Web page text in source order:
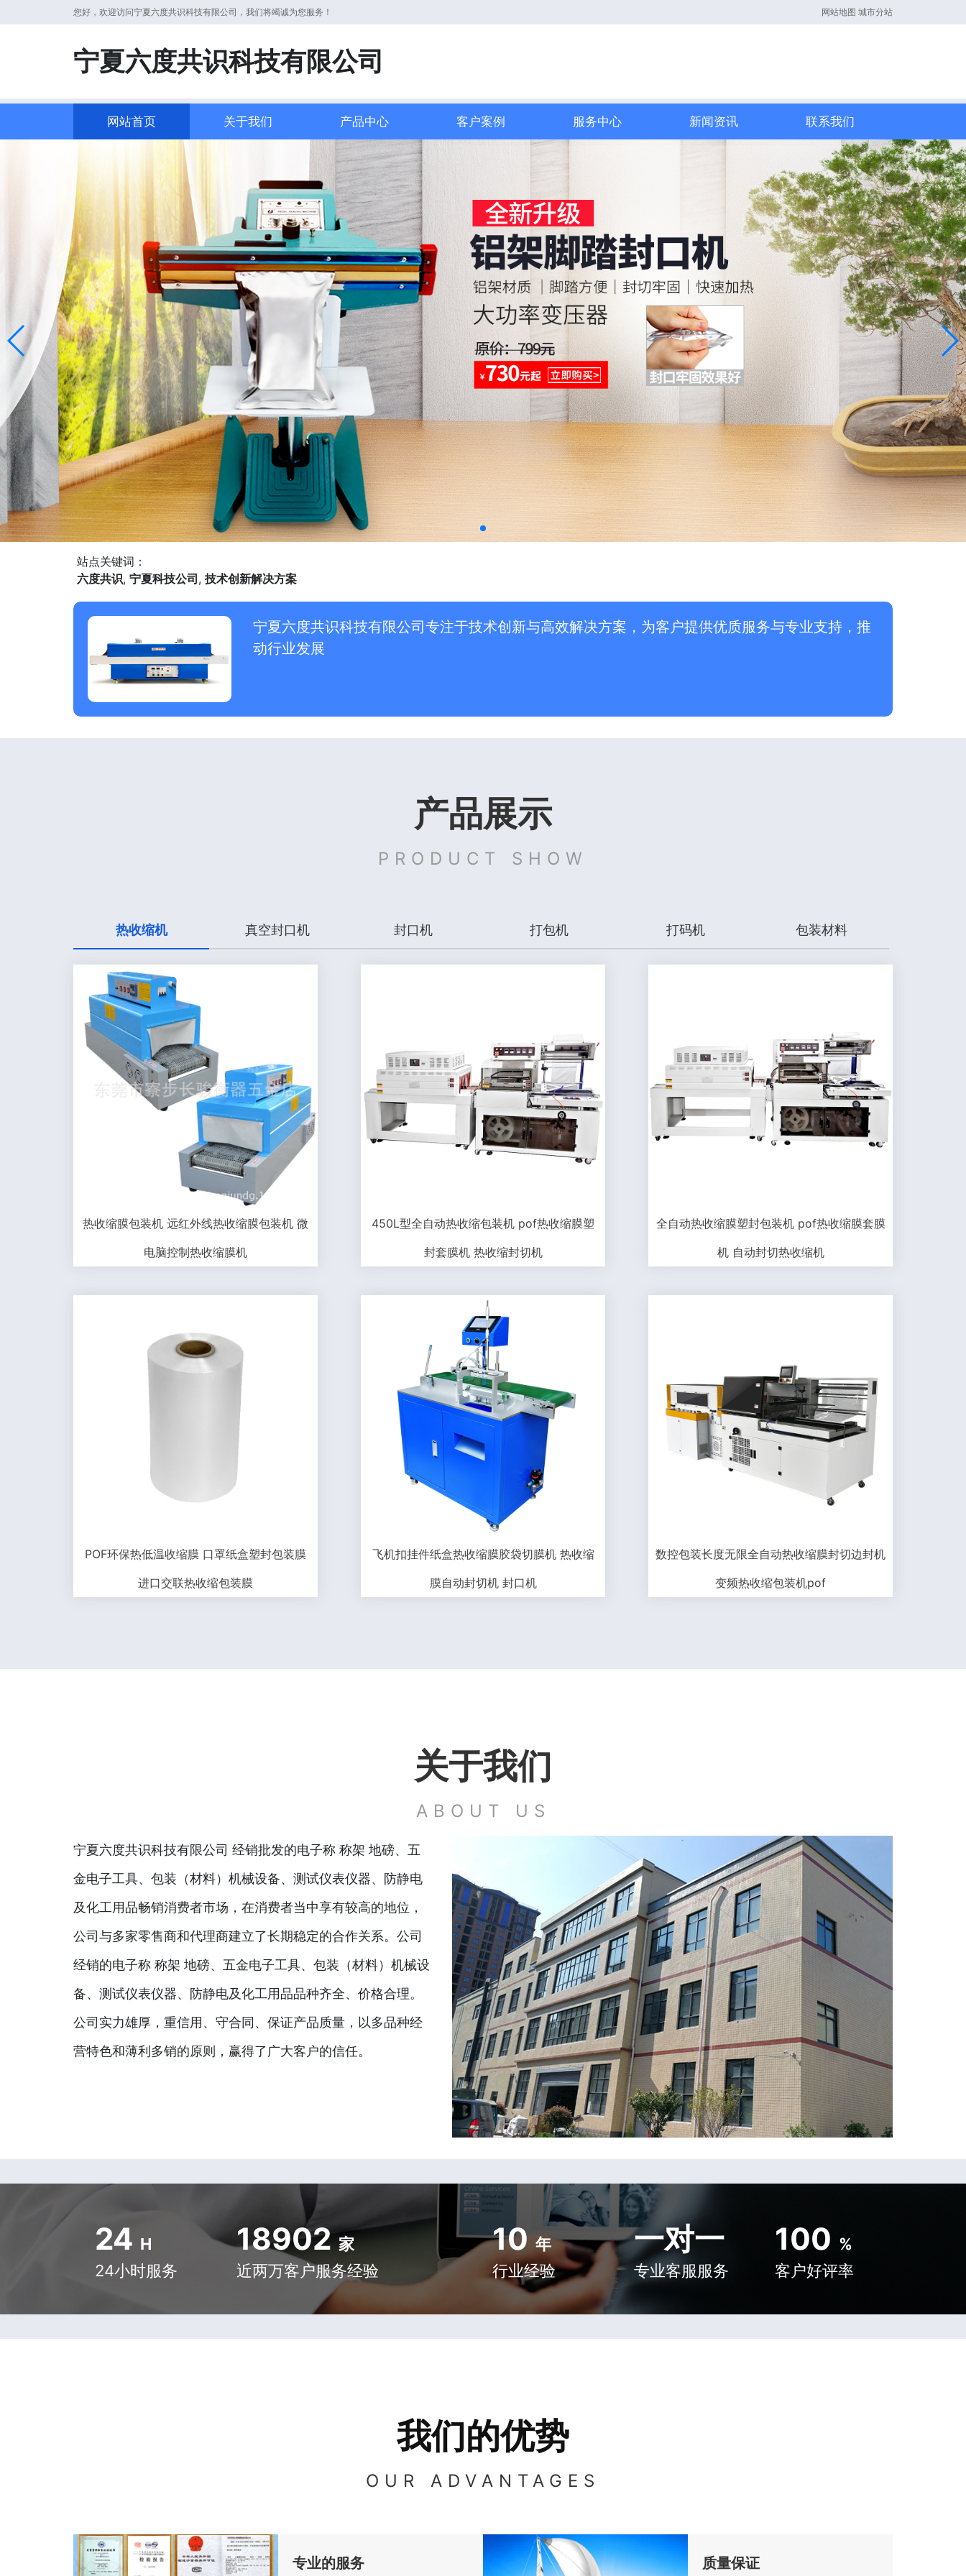
您好，欢迎访问宁夏六度共识科技有限公司，我们将竭诚为您服务！ 网站地图 城市分站
宁夏六度共识科技有限公司
网站首页 关于我们 产品中心 客户案例 服务中心 新闻资讯 联系我们
站点关键词：
六度共识, 宁夏科技公司 , 技术创新解决方案
宁夏六度共识科技有限公司专注于技术创新与高效解决方案，为客户提供优质服务与专业支持，推
动行业发展
产品展示
PRODUCT SHOW
热收缩机 真空封口机 封口机 打包机 打码机 包装材料
热收缩膜包装机 远红外线热收缩膜包装机 微
电脑控制热收缩膜机
450L型全自动热收缩包装机 pof热收缩膜塑
封套膜机 热收缩封切机
全自动热收缩膜塑封包装机 pof热收缩膜套膜
机 自动封切热收缩机
POF环保热低温收缩膜 口罩纸盒塑封包装膜
进口交联热收缩包装膜
飞机扣挂件纸盒热收缩膜胶袋切膜机 热收缩
膜自动封切机 封口机
数控包装长度无限全自动热收缩膜封切边封机
变频热收缩包装机pof
关于我们
ABOUT US
宁夏六度共识科技有限公司 经销批发的电子称 称架 地磅、五
金电子工具、包装（材料）机械设备、测试仪表仪器、防静电
及化工用品畅销消费者市场，在消费者当中享有较高的地位，
公司与多家零售商和代理商建立了长期稳定的合作关系。公司
经销的电子称 称架 地磅、五金电子工具、包装（材料）机械设
备、测试仪表仪器、防静电及化工用品品种齐全、价格合理。
公司实力雄厚，重信用、守合同、保证产品质量，以多品种经
营特色和薄利多销的原则，赢得了广大客户的信任。
24 H
24小时服务
18902 家
近两万客户服务经验
10 年
行业经验
一对一
专业客服服务
100 %
客户好评率
我们的优势
OUR ADVANTAGES
专业的服务 质量保证